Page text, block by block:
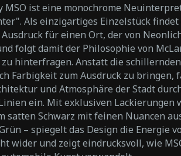
MSO ist eine monochrome
Als einzigartiges Einzelstück findet
für einen Ort, der von
folgt damit der Philosophie von
hinterfragen. Anstatt die
Farbigkeit zum Ausdruck zu bringen,
und Atmosphäre der Stadt
ein. Mit exklusiven Lackierungen
satten Schwarz mit feinen Nuancen
– spiegelt das Design die Energie
wider und zeigt eindrucksvoll, wie